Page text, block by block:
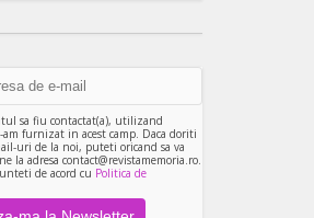
sa fiu contactat(a), utilizand
furnizat in acest camp. Daca doriti
uri de la noi, puteti oricand sa va
la adresa contact@revistamemoria.ro.
de acord cu Politica de